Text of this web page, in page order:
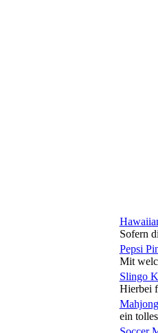
Sofern
Pepsi
Mit
Slingo
Hierbei
ein